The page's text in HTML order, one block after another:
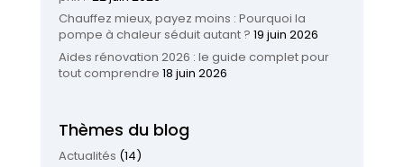
Chauffez mieux, payez moins : Pourquoi la
pompe à chaleur séduit autant ? 19 juin 2026
Aides rénovation 2026 : le guide complet pour
tout comprendre 18 juin 2026
Thèmes du blog
Actualités (14)